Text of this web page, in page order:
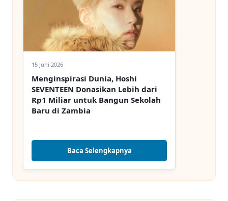
15 Juni 2026
Menginspirasi Dunia, Hoshi
SEVENTEEN Donasikan Lebih dari
Rp1 Miliar untuk Bangun Sekolah
Baru di Zambia
Baca Selengkapnya